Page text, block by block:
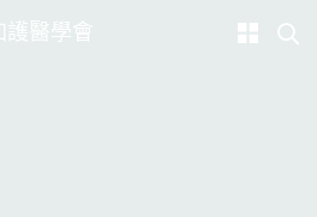
醫學會